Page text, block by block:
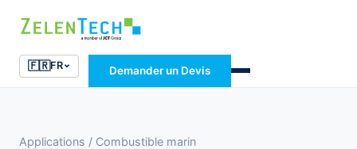
🇫🇷FR Demander un Devis
Applications / Combustible marin